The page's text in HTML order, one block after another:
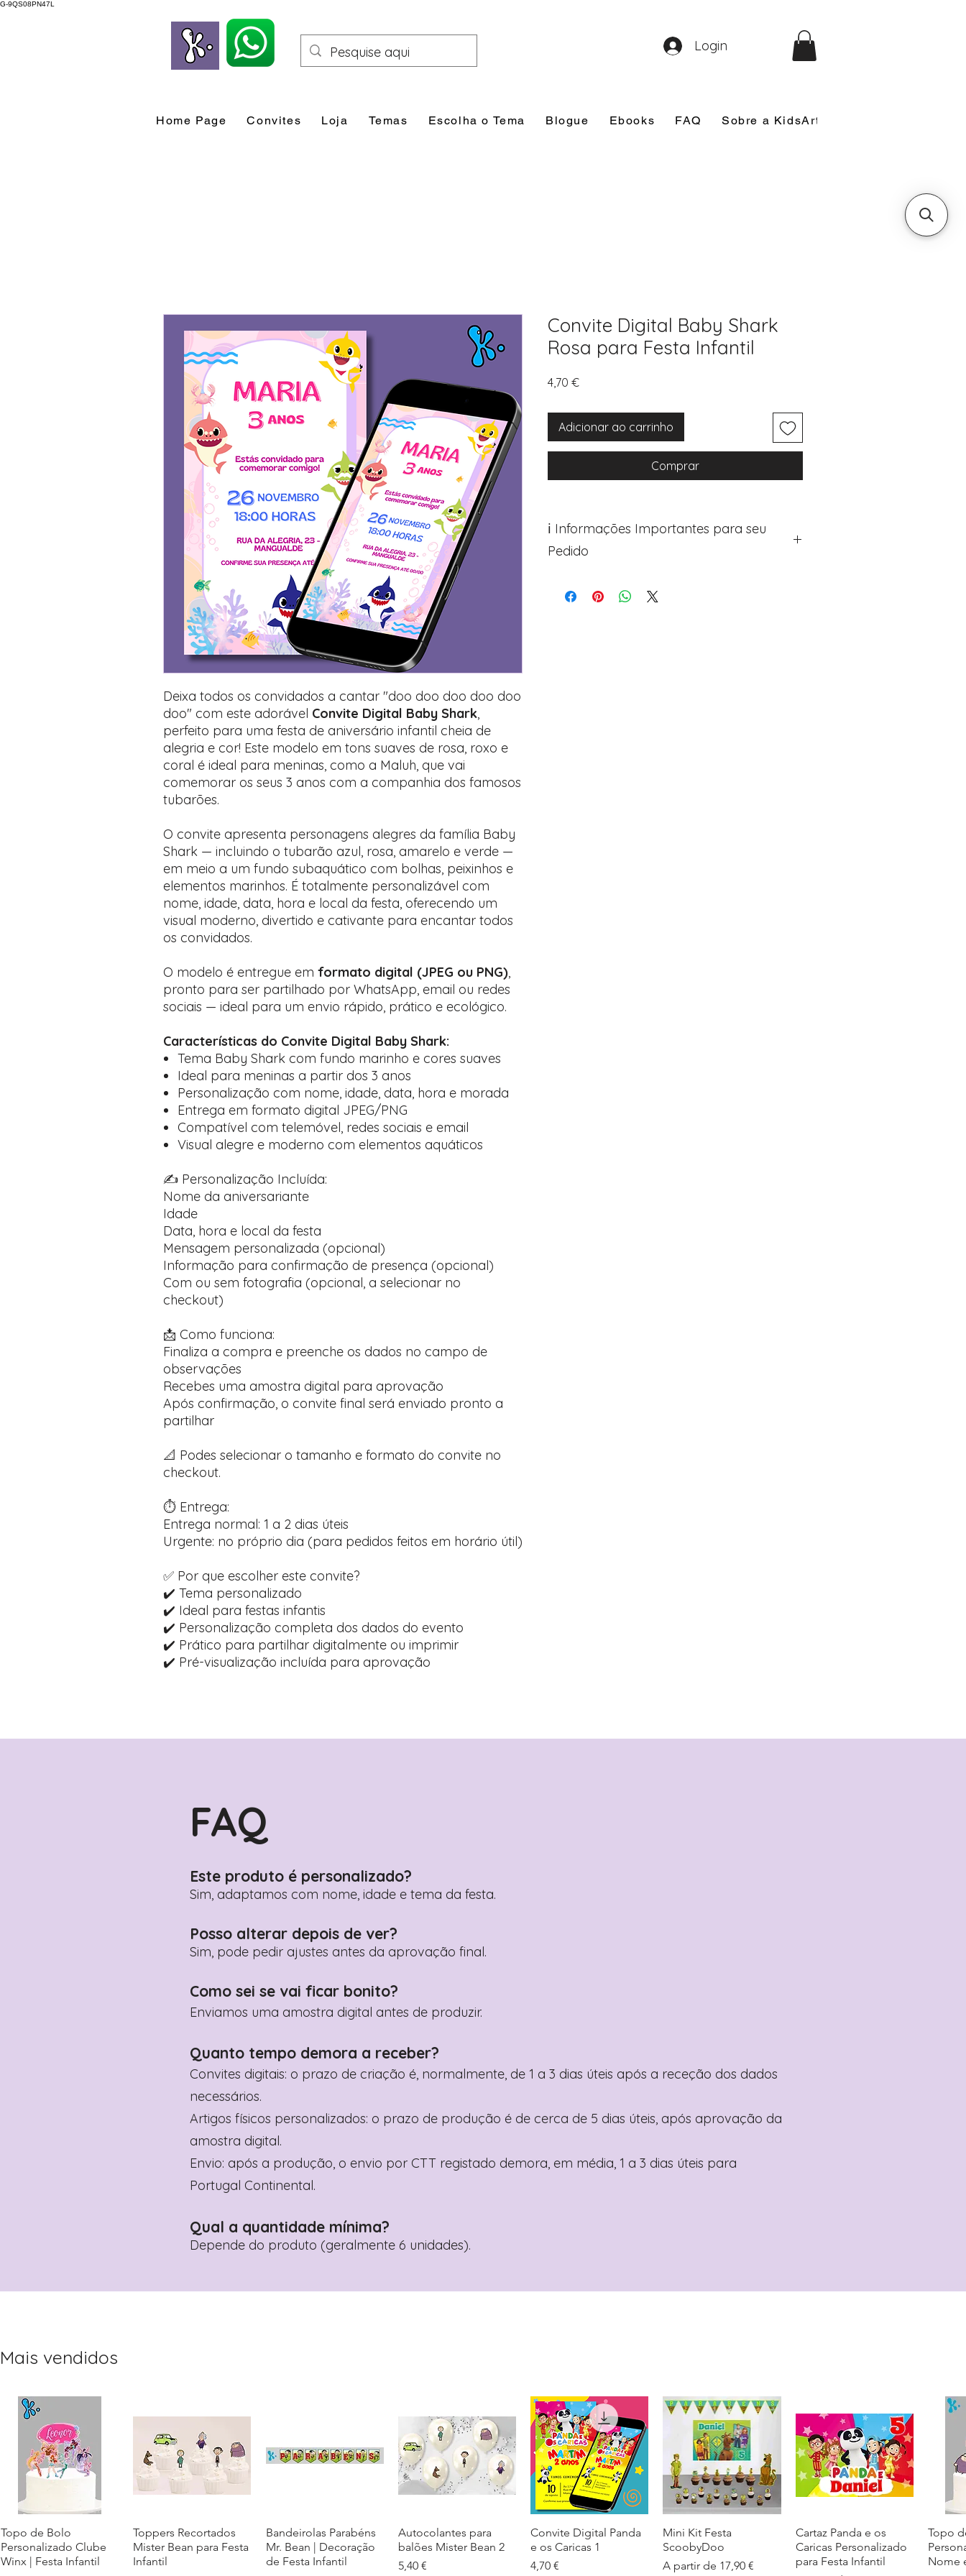
G-9QS08PN47L
Home Page Convites Loja Temas Escolha o Tema Blogue Ebooks FAQ Sobre a KidsArt
Login
Deixa todos os convidados a cantar "doo doo doo doo doo
doo" com este adorável Convite Digital Baby Shark,
perfeito para uma festa de aniversário infantil cheia de
alegria e cor! Este modelo em tons suaves de rosa, roxo e
coral é ideal para meninas, como a Maluh, que vai
comemorar os seus 3 anos com a companhia dos famosos
tubarões.
O convite apresenta personagens alegres da família Baby
Shark — incluindo o tubarão azul, rosa, amarelo e verde —
em meio a um fundo subaquático com bolhas, peixinhos e
elementos marinhos. É totalmente personalizável com
nome, idade, data, hora e local da festa, oferecendo um
visual moderno, divertido e cativante para encantar todos
os convidados.
O modelo é entregue em formato digital (JPEG ou PNG),
pronto para ser partilhado por WhatsApp, email ou redes
sociais — ideal para um envio rápido, prático e ecológico.
Características do Convite Digital Baby Shark:
Tema Baby Shark com fundo marinho e cores suaves
Ideal para meninas a partir dos 3 anos
Personalização com nome, idade, data, hora e morada
Entrega em formato digital JPEG/PNG
Compatível com telemóvel, redes sociais e email
Visual alegre e moderno com elementos aquáticos
✍️ Personalização Incluída:
Nome da aniversariante
Idade
Data, hora e local da festa
Mensagem personalizada (opcional)
Informação para confirmação de presença (opcional)
Com ou sem fotografia (opcional, a selecionar no
checkout)
📩 Como funciona:
Finaliza a compra e preenche os dados no campo de
observações
Recebes uma amostra digital para aprovação
Após confirmação, o convite final será enviado pronto a
partilhar
📐 Podes selecionar o tamanho e formato do convite no
checkout.
⏱️ Entrega:
Entrega normal: 1 a 2 dias úteis
Urgente: no próprio dia (para pedidos feitos em horário útil)
✅ Por que escolher este convite?
✔️ Tema personalizado
✔️ Ideal para festas infantis
✔️ Personalização completa dos dados do evento
✔️ Prático para partilhar digitalmente ou imprimir
✔️ Pré-visualização incluída para aprovação
Convite Digital Baby Shark
Rosa para Festa Infantil
4,70 €Preço
Adicionar ao carrinho
Comprar
ℹ️ Informações Importantes para seu
Pedido
Avance para a página de checkout (próximo passo
FAQ
Este produto é personalizado?
Sim, adaptamos com nome, idade e tema da festa.
Posso alterar depois de ver?
Sim, pode pedir ajustes antes da aprovação final.
Como sei se vai ficar bonito?
Enviamos uma amostra digital antes de produzir.
Quanto tempo demora a receber?
Convites digitais: o prazo de criação é, normalmente, de 1 a 3 dias úteis após a receção dos dados
necessários.
Artigos físicos personalizados: o prazo de produção é de cerca de 5 dias úteis, após aprovação da
amostra digital.
Envio: após a produção, o envio por CTT registado demora, em média, 1 a 3 dias úteis para
Portugal Continental.
Qual a quantidade mínima?
Depende do produto (geralmente 6 unidades).
Mais vendidos
Visualização rápida
Topo de Bolo
Personalizado Clube
Winx | Festa Infantil
Visualização rápida
Toppers Recortados
Mister Bean para Festa
Infantil
Visualização rápida
Bandeirolas Parabéns
Mr. Bean | Decoração
de Festa Infantil
Visualização rápida
Autocolantes para
balões Mister Bean 2
Preço
5,40 €
Visualização rápida
Convite Digital Panda
e os Caricas 1
Preço
4,70 €
Visualização rápida
Mini Kit Festa
ScoobyDoo
A partir de 17,90 €
Preço promocional
Visualização rápida
Cartaz Panda e os
Caricas Personalizado
para Festa Infantil
Topo
Nome